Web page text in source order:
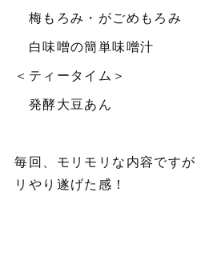
梅もろみ・がごめもろみ
白味噌の簡単味噌汁
＜ティータイム＞
発酵大豆あん
毎回、モリモリな内容です
リやり遂げた感！